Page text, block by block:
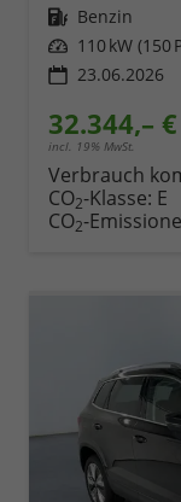
Kraftstoff Benzin
Leistung 110 kW (150
23.06.2026
32.344,– €
incl. 19% MwSt.
Verbrauch
CO2-Klasse: E
CO2-